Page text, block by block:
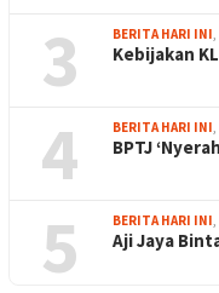
3 BERITA HARI INI,
Kebijakan
4 BERITA HARI INI,
BPTJ
5 BERITA HARI INI,
Aji Jaya